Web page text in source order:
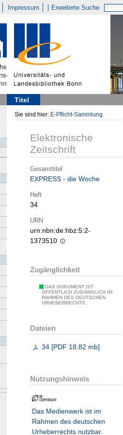
Impressum Erweiterte Suche
Titel
Sie sind hier: E-Pflicht-Sammlung
Elektronische
Zeitschrift
Gesamttitel
EXPRESS - die Woche
Heft
34
URN
urn:nbn:de:hbz:5:2-
1373510
Zugänglichkeit
DAS DOKUMENT IST
ÖFFENTLICH ZUGÄNGLICH IM
RAHMEN DES DEUTSCHEN
URHEBERRECHTS.
Dateien
34 [PDF 18.82 mb]
Nutzungshinweis
Das Medienwerk ist im
Rahmen des deutschen
Urheberrechts nutzbar.